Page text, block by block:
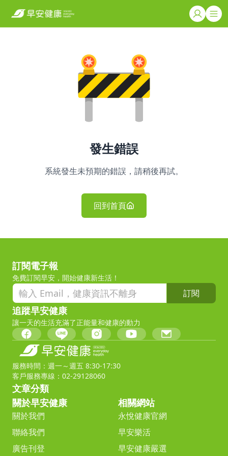
發生錯誤
系統發生未預期的錯誤，請稍後再試。
回到首頁
訂閱電子報
免費訂閱早安，開始健康新生活！
訂閱
追蹤早安健康
讓一天的生活充滿了正能量和健康的動力
服務時間：週一～週五 8:30-17:30
客戶服務專線：02-29128060
文章分類
關於早安健康
關於我們
聯絡我們
廣告刊登
相關網站
永悅健康官網
早安樂活
早安健康嚴選